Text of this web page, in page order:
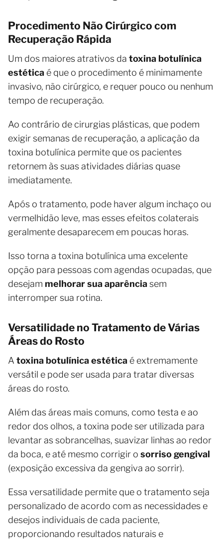
Procedimento Não Cirúrgico com
Recuperação Rápida
Um dos maiores atrativos da toxina botulínica
estética é que o procedimento é minimamente
invasivo, não cirúrgico, e requer pouco ou nenhum
tempo de recuperação.
Ao contrário de cirurgias plásticas, que podem
exigir semanas de recuperação, a aplicação da
toxina botulínica permite que os pacientes
retornem às suas atividades diárias quase
imediatamente.
Após o tratamento, pode haver algum inchaço ou
vermelhidão leve, mas esses efeitos colaterais
geralmente desaparecem em poucas horas.
Isso torna a toxina botulínica uma excelente
opção para pessoas com agendas ocupadas, que
desejam melhorar sua aparênciasem
interromper sua rotina.
Versatilidade no Tratamento de Várias
Áreas do Rosto
A toxina botulínica estética é extremamente
versátil e pode ser usada para tratar diversas
áreas do rosto.
Além das áreas mais comuns, como testa e ao
redor dos olhos, a toxina pode ser utilizada para
levantar as sobrancelhas, suavizar linhas ao redor
da boca, e até mesmo corrigir o sorriso gengival
(exposição excessiva da gengiva ao sorrir).
Essa versatilidade permite que o tratamento seja
personalizado de acordo com as necessidades e
desejos individuais de cada paciente,
proporcionando resultados naturais e